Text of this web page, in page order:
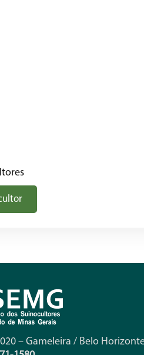
– Gameleira / Belo